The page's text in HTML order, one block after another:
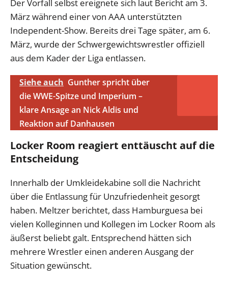
Der Vorfall selbst ereignete sich laut Bericht am 3.
März während einer von AAA unterstützten
Independent-Show. Bereits drei Tage später, am 6.
März, wurde der Schwergewichtswrestler offiziell
aus dem Kader der Liga entlassen.
Siehe auch Gunther spricht über
die WWE-Spitze und Imperium –
klare Ansage an Nick Aldis und
Reaktion auf Danhausen
Locker Room reagiert enttäuscht auf die
Entscheidung
Innerhalb der Umkleidekabine soll die Nachricht
über die Entlassung für Unzufriedenheit gesorgt
haben. Meltzer berichtet, dass Hamburguesa bei
vielen Kolleginnen und Kollegen im Locker Room als
äußerst beliebt galt. Entsprechend hätten sich
mehrere Wrestler einen anderen Ausgang der
Situation gewünscht.